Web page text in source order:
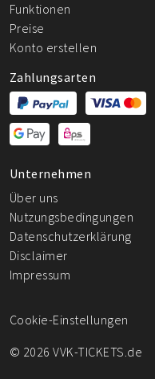
Funktionen
Preise
Konto erstellen
Zahlungsarten
Unternehmen
Über uns
Nutzungsbedingungen
Datenschutzerklärung
Disclaimer
Impressum
© 2026 VVK-TICKETS.de
Cookie-Einstellungen